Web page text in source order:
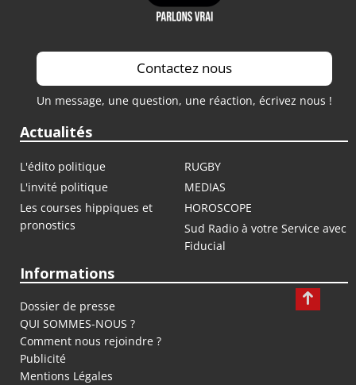
Contactez nous
Un message, une question, une réaction, écrivez nous !
Actualités
L'édito politique
RUGBY
L'invité politique
MEDIAS
Les courses hippiques et
pronostics
HOROSCOPE
Sud Radio à votre Service avec
Fiducial
Informations
Dossier de presse
QUI SOMMES-NOUS ?
Comment nous rejoindre ?
Publicité
Mentions Légales